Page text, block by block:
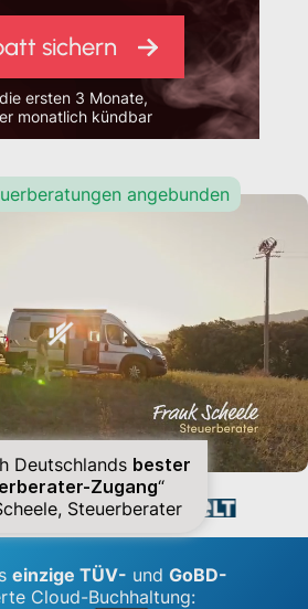
sichern
ersten 3 Monate,
monatlich kündbar
einzige TÜV- und GoBD-
Cloud-Buchhaltung:
Office ist bekannt aus
Deutschlands bester
Zugang“
Steuerberater
angebunden